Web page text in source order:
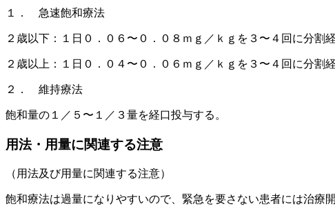
１． 急速飽和療法
２歳以下：１日０．０６〜０．０８ｍｇ／ｋｇを３〜４回に分割
２歳以上：１日０．０４〜０．０６ｍｇ／ｋｇを３〜４回に分割
２． 維持療法
飽和量の１／５〜１／３量を経口投与する。
用法・用量に関連する注意
（用法及び用量に関連する注意）
飽和療法は過量になりやすいので、緊急を要さない患者には治療